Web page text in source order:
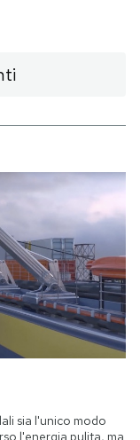
sia l'unico modo
l'energia pulita, ma